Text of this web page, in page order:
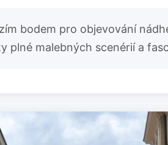
bodem pro objevování
plné malebných scenérií a